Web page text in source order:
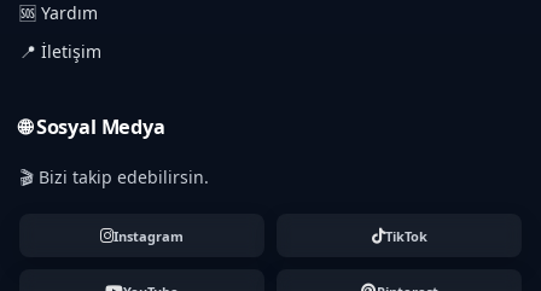
🆘 Yardım
📍 İletişim
🌐 Sosyal Medya
🎬 Bizi takip edebilirsin.
Instagram TikTok